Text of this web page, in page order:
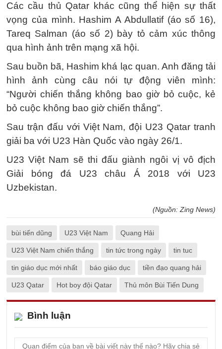
Các cầu thủ Qatar khác cũng thể hiện sự thất
vọng của mình. Hashim A Abdullatif (áo số 16),
Tareq Salman (áo số 2) bày tỏ cảm xúc thông
qua hình ảnh trên mạng xã hội.
Sau buồn bã, Hashim khá lạc quan. Anh đăng tải
hình ảnh cùng câu nói tự động viên mình:
“Người chiến thắng không bao giờ bỏ cuộc, kẻ
bỏ cuộc không bao giờ chiến thắng”.
Sau trận đấu với Việt Nam, đội U23 Qatar tranh
giải ba với U23 Hàn Quốc vào ngày 26/1.
U23 Việt Nam sẽ thi đấu giành ngôi vị vô địch
Giải bóng đá U23 châu Á 2018 với U23
Uzbekistan.
(Nguồn: Zing News)
bùi tiến dũng U23 Việt Nam Quang Hải
U23 Việt Nam chiến thắng tin tức trong ngày tin tuc
tin giáo dục mới nhất báo giáo dục tiền đạo quang hải
U23 Qatar Hot boy đội Qatar Thủ môn Bùi Tiến Dung
Bình luận